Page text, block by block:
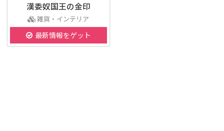
漢委奴国王の金印
雑貨・インテリア
最新情報をゲット